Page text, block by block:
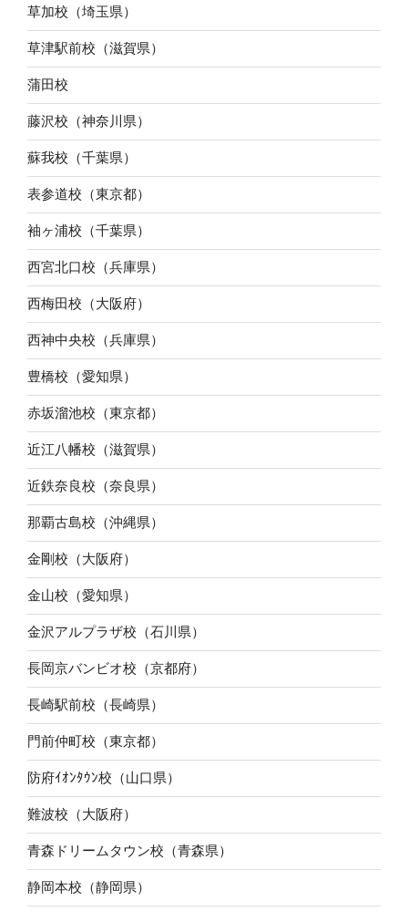
草加校（埼玉県）
草津駅前校（滋賀県）
蒲田校
藤沢校（神奈川県）
蘇我校（千葉県）
表参道校（東京都）
袖ヶ浦校（千葉県）
西宮北口校（兵庫県）
西梅田校（大阪府）
西神中央校（兵庫県）
豊橋校（愛知県）
赤坂溜池校（東京都）
近江八幡校（滋賀県）
近鉄奈良校（奈良県）
那覇古島校（沖縄県）
金剛校（大阪府）
金山校（愛知県）
金沢アルプラザ校（石川県）
長岡京バンビオ校（京都府）
長崎駅前校（長崎県）
門前仲町校（東京都）
防府ｲｵﾝﾀｳﾝ校（山口県）
難波校（大阪府）
青森ドリームタウン校（青森県）
静岡本校（静岡県）